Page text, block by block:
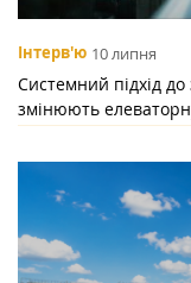
Інтерв'ю 10 липня
Системний підхід
змінюють